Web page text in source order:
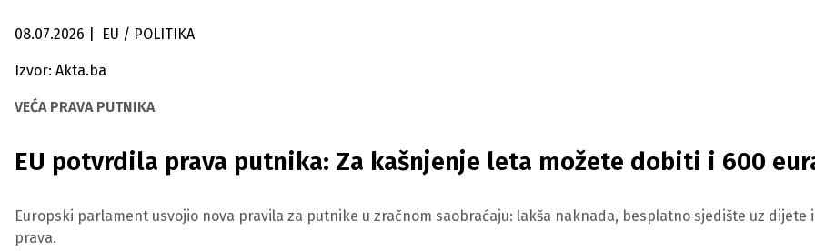
08.07.2026 EU / POLITIKA
Izvor: Akta.ba
VEĆA PRAVA PUTNIKA
EU potvrdila prava putnika: Za kašnjenje leta možete dobiti i 600
Europski parlament usvojio nova pravila za putnike u zračnom saobraćaju: lakša naknada, besplatno sjedište uz dijete i
prava.